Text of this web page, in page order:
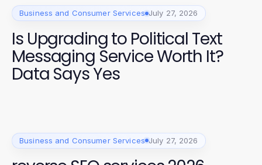
Business and Consumer Services July 27, 2026
Is Upgrading to Political Text
Messaging Service Worth It?
Data Says Yes
Business and Consumer Services July 27, 2026